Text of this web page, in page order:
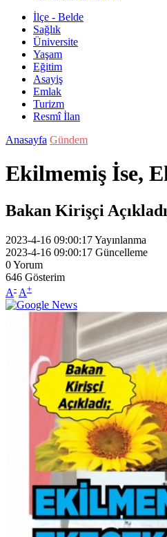
İlçe - Belde
Sağlık
Üniversite
Yaşam
Eğitim
Asayiş
Emlak
Turizm
Resmî İlan
Anasayfa Gündem
Ekilmemiş İse,
Bakan Kirişçi
2023-4-16 09:00:17Yayınlanma
2023-4-16 09:00:17 Güncelleme
0Yorum
646 Gösterim
A- A+